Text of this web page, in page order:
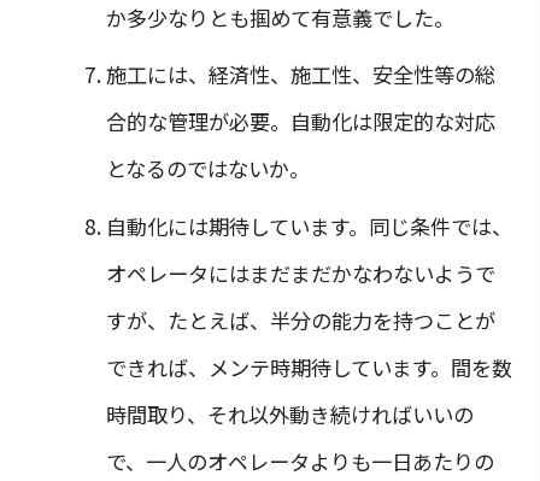
か多少なりとも掴めて有意義でした。
施工には、経済性、施工性、安全性等の総
合的な管理が必要。自動化は限定的な対応
となるのではないか。
自動化には期待しています。同じ条件では、
オペレータにはまだまだかなわないようで
すが、たとえば、半分の能力を持つことが
できれば、メンテ時期待しています。間を数
時間取り、それ以外動き続ければいいの
で、一人のオペレータよりも一日あたりの